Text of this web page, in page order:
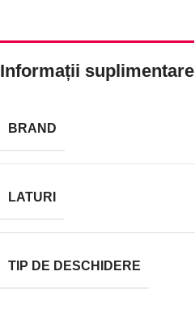
Informații suplimentare
BRAND
LATURI
TIP DE DESCHIDERE